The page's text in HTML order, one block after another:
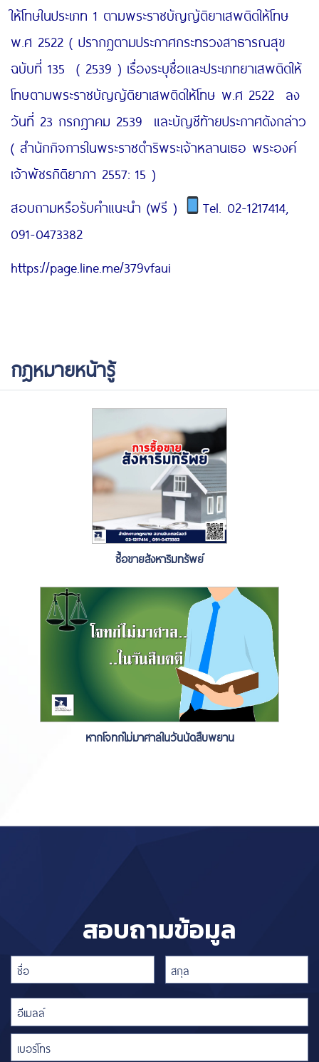
ให้โทษในประเภท 1 ตามพระราชบัญญัติยาเสพติดให้โทษ
พ.ศ 2522 ( ปรากฏตามประกาศกระทรวงสาธารณสุข
ฉบับที่ 135 ( 2539 ) เรื่องระบุชื่อและประเภทยาเสพติดให้
โทษตามพระราชบัญญัติยาเสพติดให้โทษ พ.ศ 2522 ลง
วันที่ 23 กรกฎาคม 2539 และบัญชีท้ายประกาศดังกล่าว
( สำนักกิจการในพระราชดำริพระเจ้าหลานเธอ พระองค์
เจ้าพัชรกิติยาภา 2557: 15 )
สอบถามหรือรับคำแนะนำ (ฟรี )
Tel. 02-1217414,
091-0473382
https://page.line.me/379vfaui
กฎหมายหน้ารู้
ซื้อขายสังหาริมทรัพย์
หากโจทก์ไม่มาศาลในวันนัดสืบพยาน
สอบถามข้อมูล